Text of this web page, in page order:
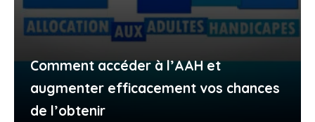
Comment accéder à l’AAH et
augmenter efficacement vos chances
de l’obtenir